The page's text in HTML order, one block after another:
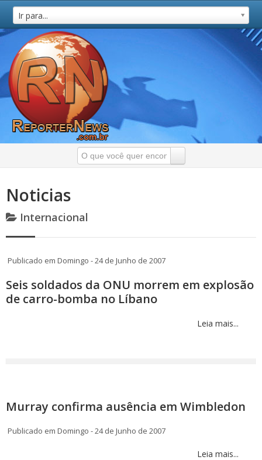
Ir para...
Noticias
Internacional
Publicado em Domingo - 24 de Junho de 2007
Seis soldados da ONU morrem em explosão
de carro-bomba no Líbano
Leia mais...
Murray confirma ausência em Wimbledon
Publicado em Domingo - 24 de Junho de 2007
Leia mais...